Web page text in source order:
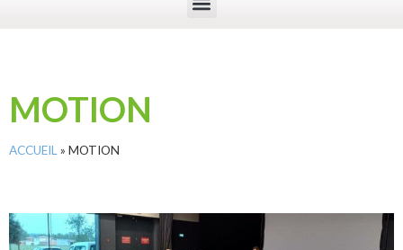
MOTION
ACCUEIL » MOTION